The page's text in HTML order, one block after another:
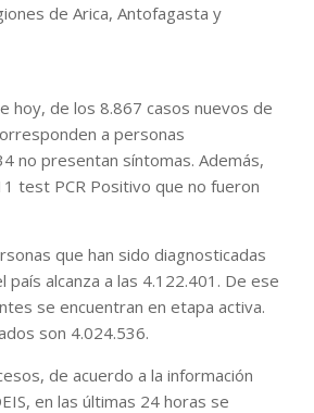
de Arica, Antofagasta y
hoy, de los 8.867 casos nuevos de
a personas
no presentan síntomas. Además,
test PCR Positivo que no fueron
que han sido diagnosticadas
país alcanza a las 4.122.401. De ese
se encuentran en etapa activa.
son 4.024.536.
de acuerdo a la información
en las últimas 24 horas se